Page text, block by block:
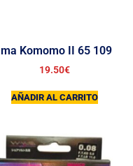
Ima Komomo II 65 109
19.50€
AÑADIR AL CARRITO